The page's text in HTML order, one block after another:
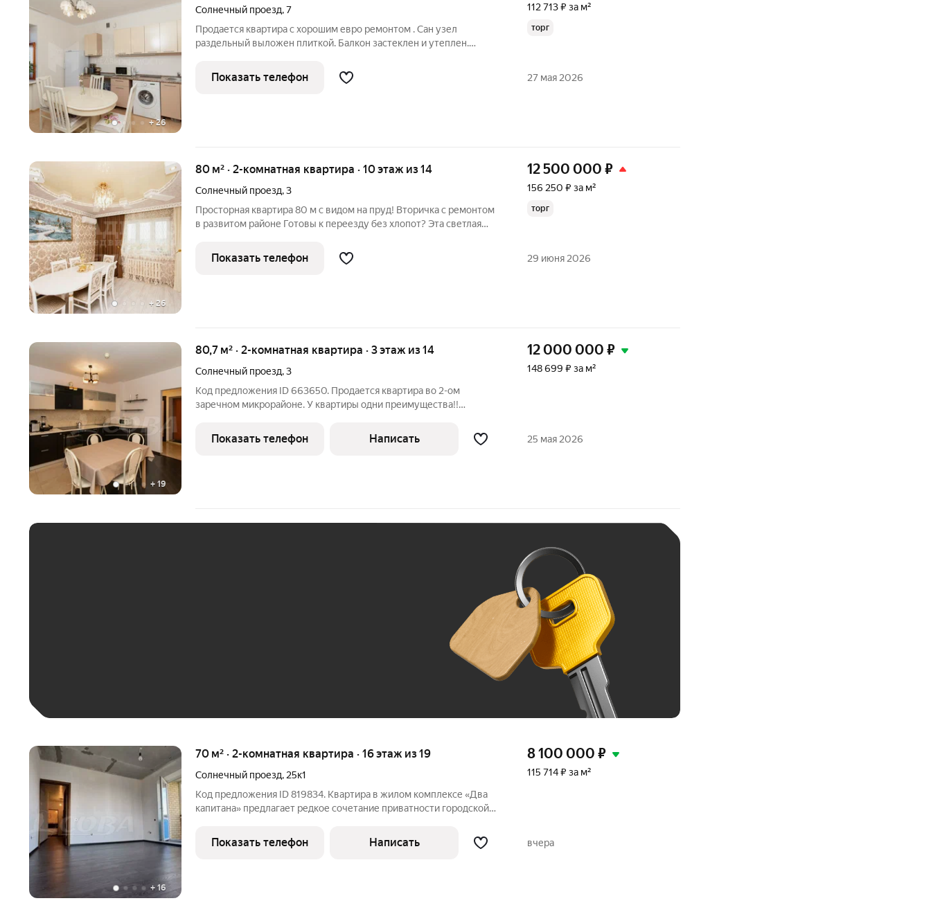
+26
Солнечный проезд,7
Продается квартира с хорошим евро ремонтом . Сан узел
раздельный выложен плиткой. Балкон застеклен и утеплен.
кухня и зал выходят во двор. В квартире остается толька
встроенная мебель (шкафы
112 713 ₽ за м²
торг
Показать телефон 27 мая 2026
+ 26
80 м² · 2-комнатная квартира · 10 этаж из 14
Солнечный проезд,3
Просторная квартира 80 м с видом на пруд! Вторичка с ремонтом
в развитом районе Готовы к переезду без хлопот? Эта светлая
Расположенная на высоком 10-м этаже 14-этажного дома, она
предлагает
12 500 000 ₽
156 250 ₽ за м²
торг
Показать телефон 29 июня 2026
+ 19
80,7 м² · 2-комнатная квартира · 3 этаж из 14
Солнечный проезд,3
Код предложения ID 663650. Продается квартира во 2-ом
заречном микрорайоне. У квартиры одни преимущества!!
из дорогостоящих материалов! Остается вся мебель и она новая!
Квартира в
12 000 000 ₽
148 699 ₽ за м²
Показать телефон Написать 25 мая 2026
+ 16
70 м² · 2-комнатная квартира · 16 этаж из 19
Солнечный проезд, 25к1
Код предложения ID 819834. Квартира в жилом комплексе «Два
капитана» предлагает редкое сочетание приватности городской
на охраняемой территории с контролируемым доступом через
автоматические
8 100 000 ₽
115 714 ₽ за м²
Показать телефон Написать вчера